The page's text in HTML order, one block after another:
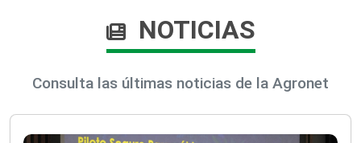
NOTICIAS
Consulta las últimas noticias de la Agronet